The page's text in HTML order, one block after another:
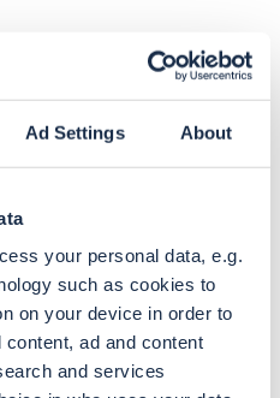
Ad Settings About
your personal data, e.g.
such as cookies to
on your device in order to
ad and content
and services
van de juiste
wij helpen graag. Vul
leggen graag uit welke
en rijgedrag. Laat de